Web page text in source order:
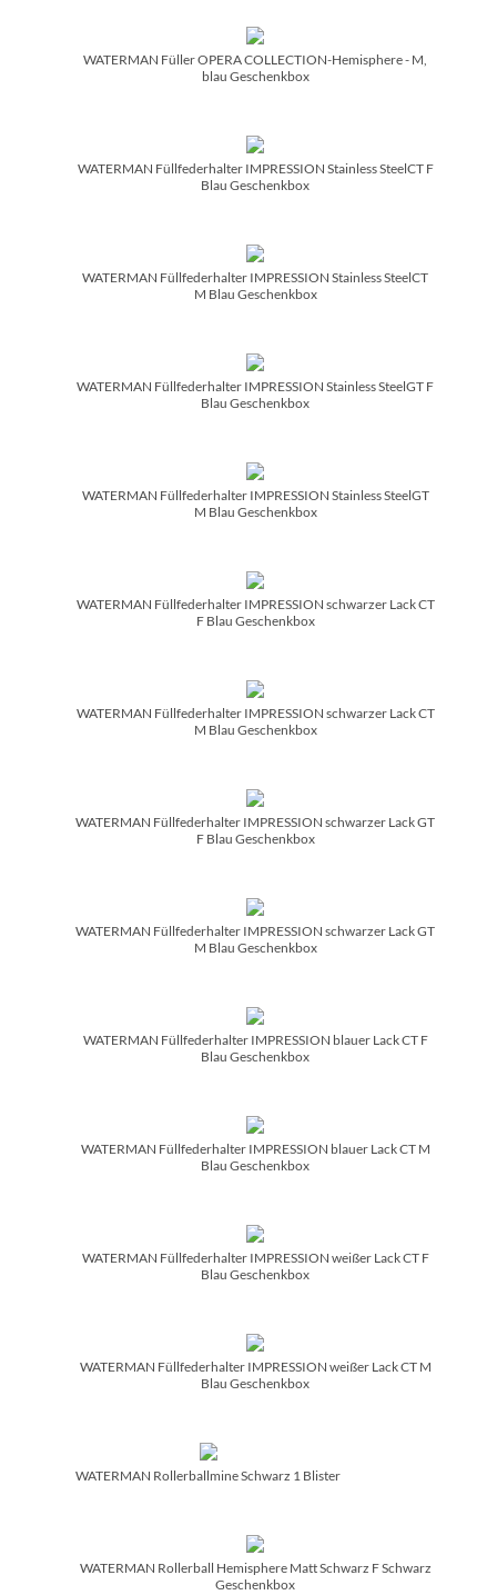
WATERMAN Füller OPERA COLLECTION-Hemisphere - M,
blau Geschenkbox
WATERMAN Füllfederhalter IMPRESSION Stainless SteelCT F
Blau Geschenkbox
WATERMAN Füllfederhalter IMPRESSION Stainless SteelCT
M Blau Geschenkbox
WATERMAN Füllfederhalter IMPRESSION Stainless SteelGT F
Blau Geschenkbox
WATERMAN Füllfederhalter IMPRESSION Stainless SteelGT
M Blau Geschenkbox
WATERMAN Füllfederhalter IMPRESSION schwarzer Lack CT
F Blau Geschenkbox
WATERMAN Füllfederhalter IMPRESSION schwarzer Lack CT
M Blau Geschenkbox
WATERMAN Füllfederhalter IMPRESSION schwarzer Lack GT
F Blau Geschenkbox
WATERMAN Füllfederhalter IMPRESSION schwarzer Lack GT
M Blau Geschenkbox
WATERMAN Füllfederhalter IMPRESSION blauer Lack CT F
Blau Geschenkbox
WATERMAN Füllfederhalter IMPRESSION blauer Lack CT M
Blau Geschenkbox
WATERMAN Füllfederhalter IMPRESSION weißer Lack CT F
Blau Geschenkbox
WATERMAN Füllfederhalter IMPRESSION weißer Lack CT M
Blau Geschenkbox
WATERMAN Rollerballmine Schwarz 1 Blister
WATERMAN Rollerball Hemisphere Matt Schwarz F Schwarz
Geschenkbox